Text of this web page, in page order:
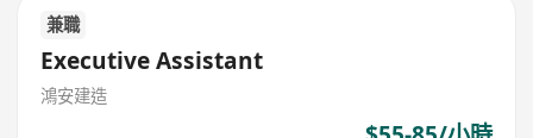
兼職
Executive Assistant
鴻安建造